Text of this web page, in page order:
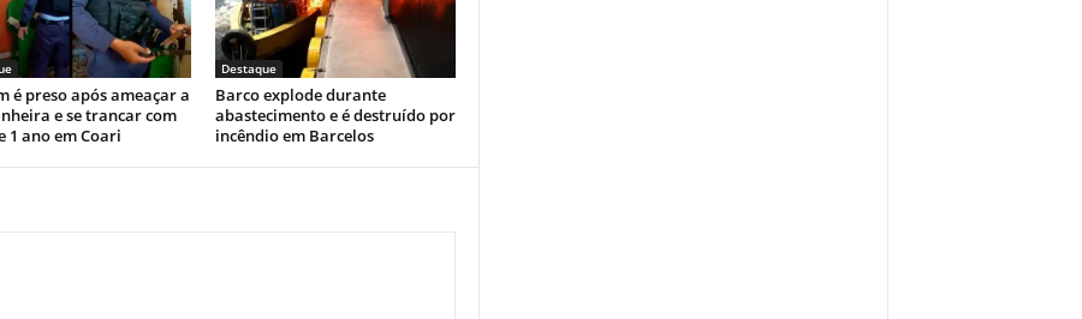
é preso após ameaçar a
e se trancar com
1 ano em Coari
Destaque
Barco explode durante
abastecimento e é destruído por
incêndio em Barcelos